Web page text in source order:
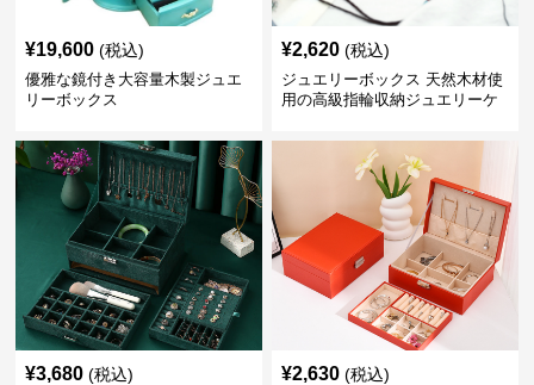
¥19,600 (税込)
優雅な鏡付き大容量木製ジュエ
リーボックス
¥2,620 (税込)
ジュエリーボックス 天然木材使
用の高級指輪収納ジュエリーケ
¥3,680 (税込) ¥2,630 (税込)